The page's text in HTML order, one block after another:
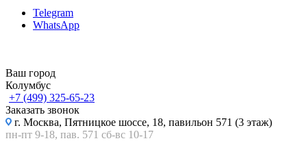
Telegram
WhatsApp
Ваш город
Колумбус
+7 (499) 325-65-23
Заказать звонок
г. Москва, Пятницкое шоссе, 18, павильон 571 (3 этаж)
пн-пт 9-18, пав. 571 сб-вс 10-17